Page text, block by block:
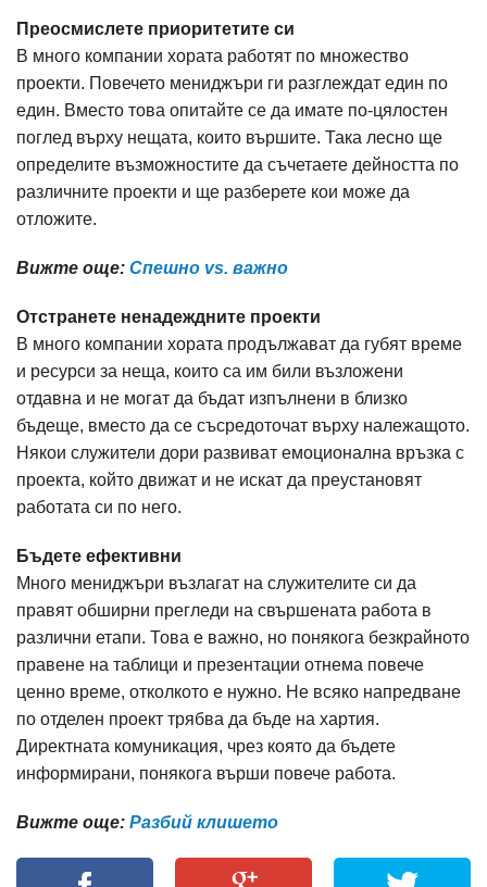
Преосмислете приоритетите си
В много компании хората работят по множество
проекти. Повечето мениджъри ги разглеждат един по
един. Вместо това опитайте се да имате по-цялостен
поглед върху нещата, които вършите. Така лесно ще
определите възможностите да съчетаете дейността по
различните проекти и ще разберете кои може да
отложите.
Вижте още: Спешно vs. важно
Отстранете ненадеждните проекти
В много компании хората продължават да губят време
и ресурси за неща, които са им били възложени
отдавна и не могат да бъдат изпълнени в близко
бъдеще, вместо да се съсредоточат върху належащото.
Някои служители дори развиват емоционална връзка с
проекта, който движат и не искат да преустановят
работата си по него.
Бъдете ефективни
Много мениджъри възлагат на служителите си да
правят обширни прегледи на свършената работа в
различни етапи. Това е важно, но понякога безкрайното
правене на таблици и презентации отнема повече
ценно време, отколкото е нужно. Не всяко напредване
по отделен проект трябва да бъде на хартия.
Директната комуникация, чрез която да бъдете
информирани, понякога върши повече работа.
Вижте още: Разбий клишето